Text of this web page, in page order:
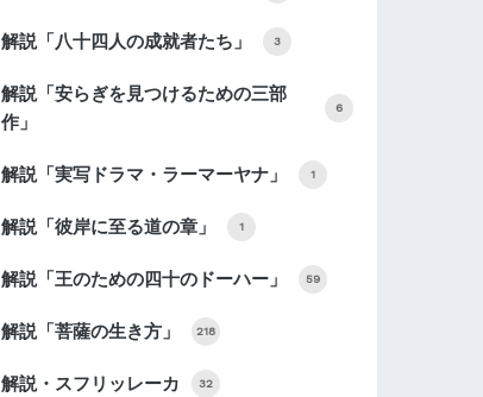
解説「八十四人の成就者たち」 3
解説「安らぎを見つけるための三部
作」
6
解説「実写ドラマ・ラーマーヤナ」 1
解説「彼岸に至る道の章」 1
解説「王のための四十のドーハー」 59
解説「菩薩の生き方」 218
解説・スフリッレーカ 32